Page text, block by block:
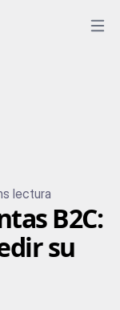
lectura
B2C:
su